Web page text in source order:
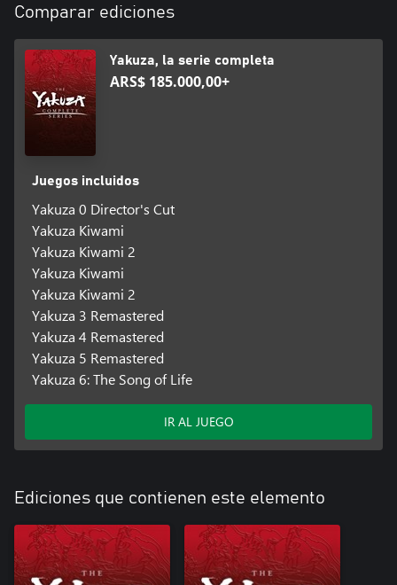
Comparar ediciones
Yakuza, la serie completa
ARS$ 185.000,00+
Juegos incluidos
Yakuza 0 Director's Cut
Yakuza Kiwami
Yakuza Kiwami 2
Yakuza Kiwami
Yakuza Kiwami 2
Yakuza 3 Remastered
Yakuza 4 Remastered
Yakuza 5 Remastered
Yakuza 6: The Song of Life
IR AL JUEGO
Ediciones que contienen este elemento